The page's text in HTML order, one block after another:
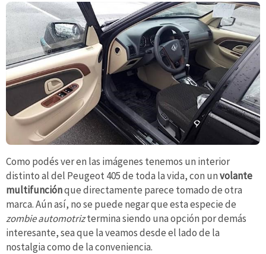
Como podés ver en las imágenes tenemos un interior
distinto al del Peugeot 405 de toda la vida, con unvolante
multifunciónque directamente parece tomado de otra
marca. Aún así, no se puede negar que esta especie de
zombie automotriztermina siendo una opción por demás
interesante, sea que la veamos desde el lado de la
nostalgia como de la conveniencia.